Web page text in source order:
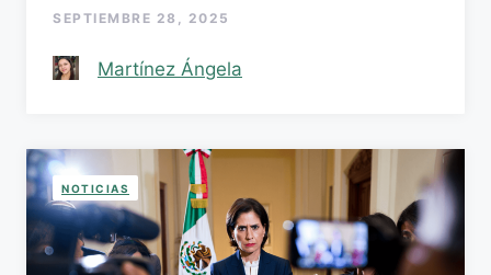
SEPTIEMBRE 28, 2025
Martínez Ángela
NOTICIAS